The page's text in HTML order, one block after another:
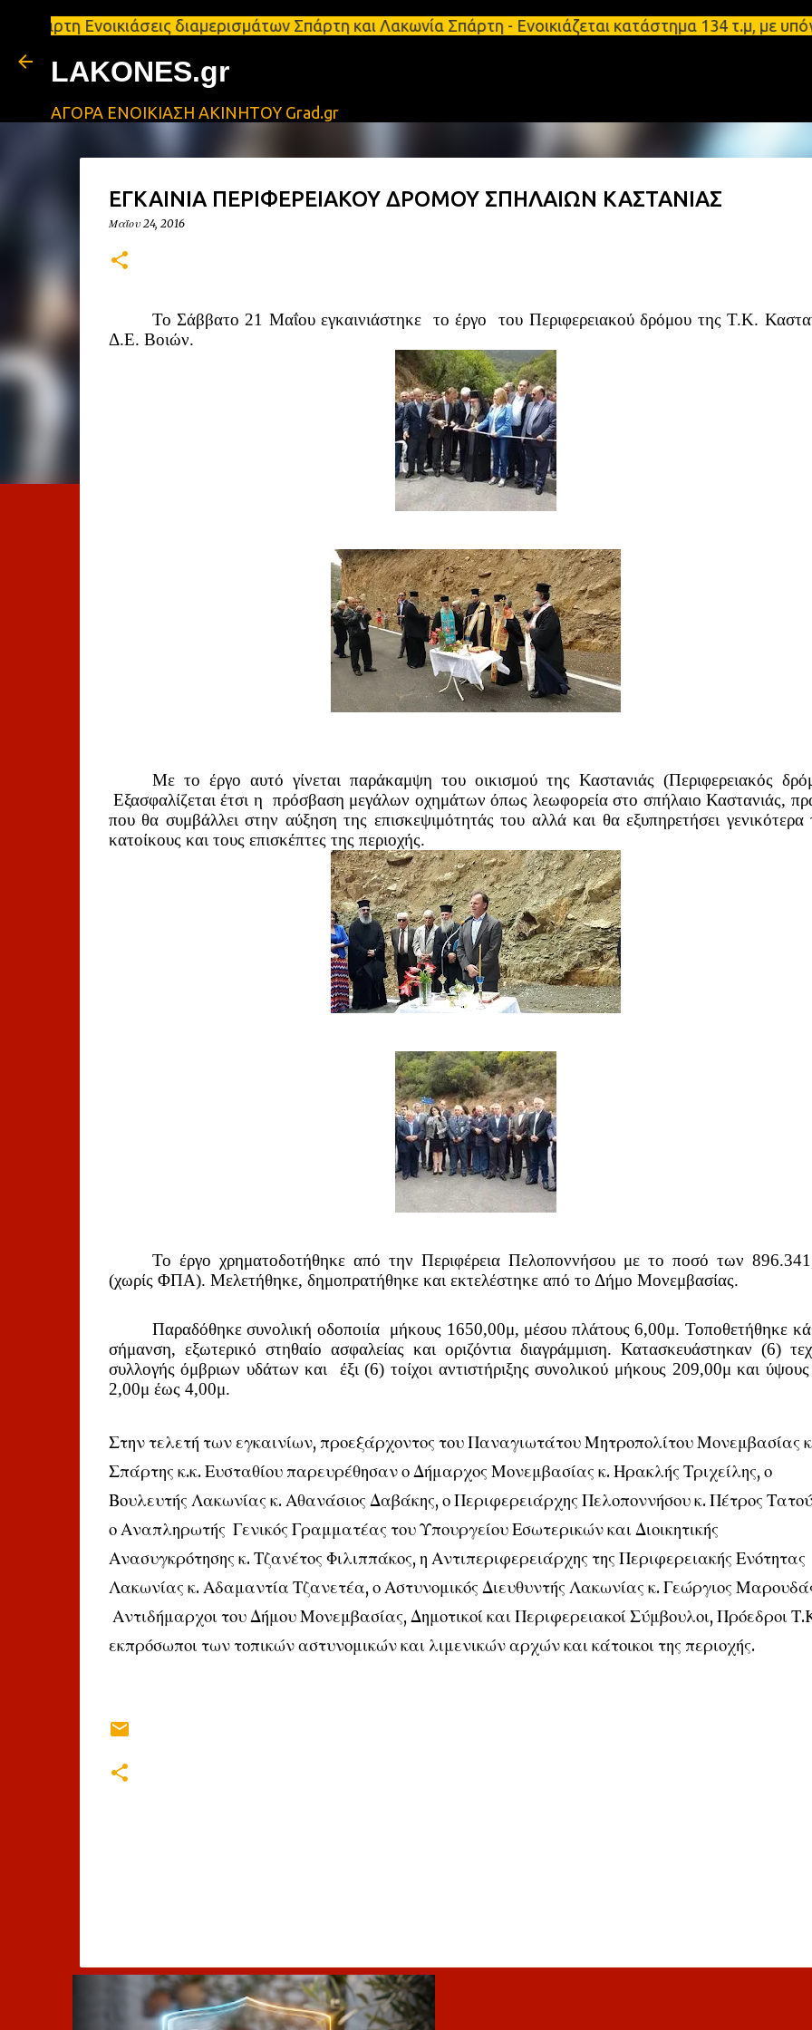
Μετάβαση στο κύριο περιεχόμενο
διαμερισμάτων Σπάρτη και Λακωνία Σπάρτη - Ενοικιάζεται κατάστημα 134 τ.μ, με
LAKONES.gr
ΑΓΟΡΑ ΕΝΟΙΚΙΑΣΗ ΑΚΙΝΗΤΟΥ Grad.gr
ΕΓΚΑΙΝΙΑ ΠΕΡΙΦΕΡΕΙΑΚΟΥ ΔΡΟΜΟΥ ΣΠΗΛΑΙΩΝ ΚΑΣΤΑΝΙΑΣ
Μαΐου 24, 2016
Το Σάββατο 21 Μαΐου εγκαινιάστηκε  το έργο  του Περιφερειακού δρόμου της Τ.Κ.
Δ.Ε. Βοιών.
Με το έργο αυτό γίνεται παράκαμψη του οικισμού της Καστανιάς (Περιφερειακός
Εξασφαλίζεται έτσι η  πρόσβαση μεγάλων οχημάτων όπως λεωφορεία στο σπήλαιο Καστανιάς,
που θα συμβάλλει στην αύξηση της επισκεψιμότητάς του αλλά και θα εξυπηρετήσει γενικότερα
κατοίκους και τους επισκέπτες της περιοχής.
Το έργο χρηματοδοτήθηκε από την Περιφέρεια Πελοποννήσου με το ποσό των
(χωρίς ΦΠΑ). Μελετήθηκε, δημοπρατήθηκε και εκτελέστηκε από το Δήμο Μονεμβασίας.
Παραδόθηκε συνολική οδοποιία  μήκους 1650,00μ, μέσου πλάτους 6,00μ. Τοποθετήθηκε
σήμανση, εξωτερικό στηθαίο ασφαλείας και οριζόντια διαγράμμιση. Κατασκευάστηκαν (6)
συλλογής όμβριων υδάτων και  έξι (6) τοίχοι αντιστήριξης συνολικού μήκους 209,00μ και
2,00μ έως 4,00μ.
Στην τελετή των εγκαινίων, προεξάρχοντος του Παναγιωτάτου Μητροπολίτου Μονεμβασίας
Σπάρτης κ.κ. Ευσταθίου παρευρέθησαν ο Δήμαρχος Μονεμβασίας κ. Ηρακλής Τριχείλης, ο
Βουλευτής Λακωνίας κ. Αθανάσιος Δαβάκης, ο Περιφερειάρχης Πελοποννήσου κ. Πέτρος
ο Αναπληρωτής  Γενικός Γραμματέας του Υπουργείου Εσωτερικών και Διοικητικής
Ανασυγκρότησης κ. Τζανέτος Φιλιππάκος, η Αντιπεριφερειάρχης της Περιφερειακής Ενότητας
Λακωνίας κ. Αδαμαντία Τζανετέα, ο Αστυνομικός Διευθυντής Λακωνίας κ. Γεώργιος
Αντιδήμαρχοι του Δήμου Μονεμβασίας, Δημοτικοί και Περιφερειακοί Σύμβουλοι, Πρόεδροι
εκπρόσωποι των τοπικών αστυνομικών και λιμενικών αρχών και κάτοικοι της περιοχής.
λ